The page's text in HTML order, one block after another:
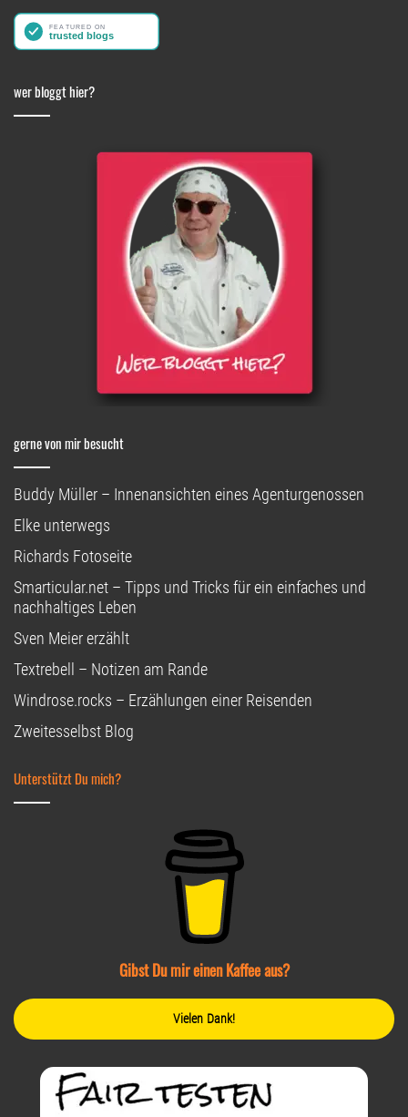
wer bloggt hier?
gerne von mir besucht
Buddy Müller – Innenansichten eines Agenturgenossen
Elke unterwegs
Richards Fotoseite
Smarticular.net – Tipps und Tricks für ein einfaches und
nachhaltiges Leben
Sven Meier erzählt
Textrebell – Notizen am Rande
Windrose.rocks – Erzählungen einer Reisenden
Zweitesselbst Blog
Unterstützt Du mich?
Gibst Du mir einen Kaffee aus?
Vielen Dank!